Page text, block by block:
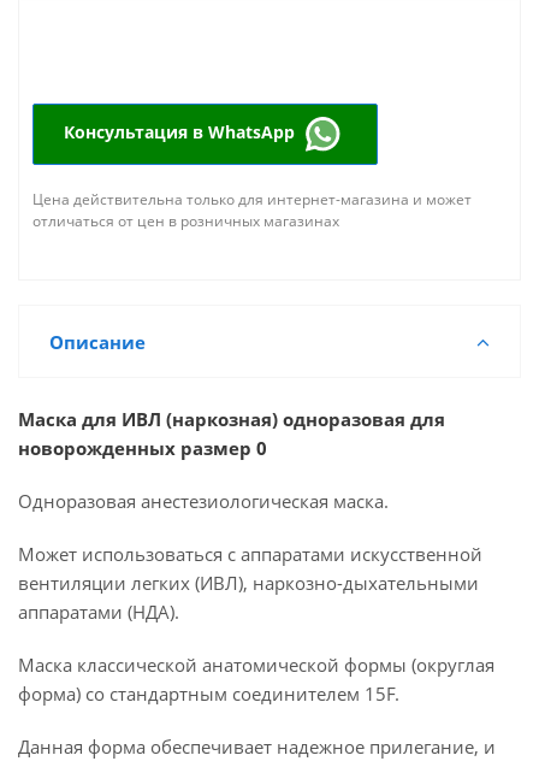
Консультация в WhatsApp
Цена действительна только для интернет-магазина и может
отличаться от цен в розничных магазинах
Описание
Маска для ИВЛ (наркозная) одноразовая для
новорожденных размер 0
Одноразовая анестезиологическая маска.
Может использоваться с аппаратами искусственной
вентиляции легких (ИВЛ), наркозно-дыхательными
аппаратами (НДА).
Маска классической анатомической формы (округлая
форма) со стандартным соединителем 15F.
Данная форма обеспечивает надежное прилегание, и